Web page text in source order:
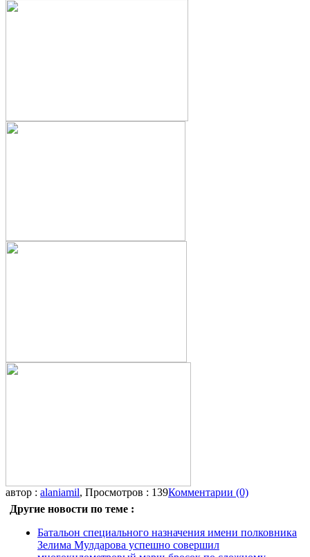
автор : alaniamil, Просмотров : 139Комментарии (0)
Другие новости по теме :
Батальон специального назначения имени полковника
Зелима Мулдарова успешно совершил